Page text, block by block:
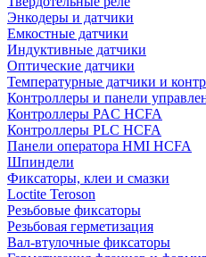
Энкодеры и датчики
Емкостные датчики
Индуктивные датчики
Оптические датчики
Температурные датчики и
Контроллеры и панели
Контроллеры PAC HCFA
Контроллеры PLC HCFA
Панели оператора HMI HCFA
Шпиндели
Фиксаторы, клеи и смазки
Loctite Teroson
Резьбовые фиксаторы
Резьбовая герметизация
Вал-втулочные фиксаторы